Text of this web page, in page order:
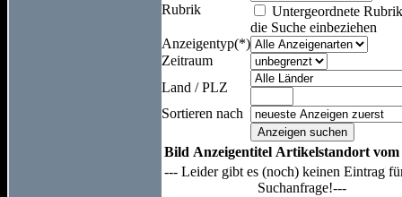
Rubrik
Untergeordnete
die Suche einbeziehen
Anzeigentyp(*)
Zeitraum
Land / PLZ
Sortieren nach
Bild Anzeigentitel Artikelstandort vom
--- Leider gibt es (noch) keinen Eintrag
Suchanfrage!---